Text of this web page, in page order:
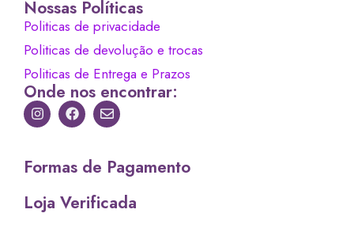
Nossas Políticas
Politicas de privacidade
Politicas de devolução e trocas
Politicas de Entrega e Prazos
Onde nos encontrar:
Formas de Pagamento
Loja Verificada